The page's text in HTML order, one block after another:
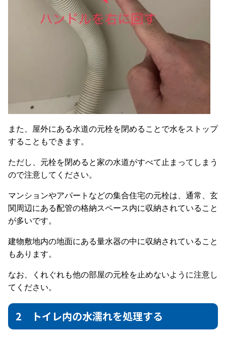
また、屋外にある水道の元栓を閉めることで水をストップ
することもできます。
ただし、元栓を閉めると家の水道がすべて止まってしまう
ので注意してください。
マンションやアパートなどの集合住宅の元栓は、通常、玄
関周辺にある配管の格納スペース内に収納されていること
が多いです。
建物敷地内の地面にある量水器の中に収納されていること
もあります。
なお、くれぐれも他の部屋の元栓を止めないように注意し
てください。
2 トイレ内の水濡れを処理する